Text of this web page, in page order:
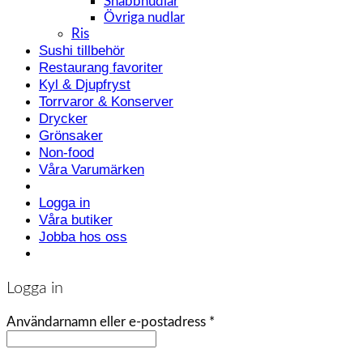
Övriga nudlar
Ris
Sushi tillbehör
Restaurang favoriter
Kyl & Djupfryst
Torrvaror & Konserver
Drycker
Grönsaker
Non-food
Våra Varumärken
Logga in
Våra butiker
Jobba hos oss
Logga in
Användarnamn eller e-postadress *